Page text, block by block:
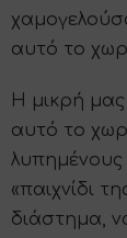
αυτό το
Η μικρή
αυτό το
λυπημένους
«παιχνίδι
διάστημα,